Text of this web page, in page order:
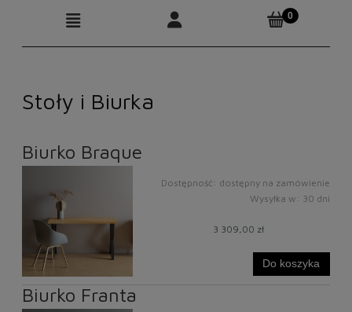
Stoły i Biurka
Biurko Braque
Dostępność: dostępny na zamówienie
Wysyłka w: 30 dni
3 309,00 zł
Do koszyka
Biurko Franta